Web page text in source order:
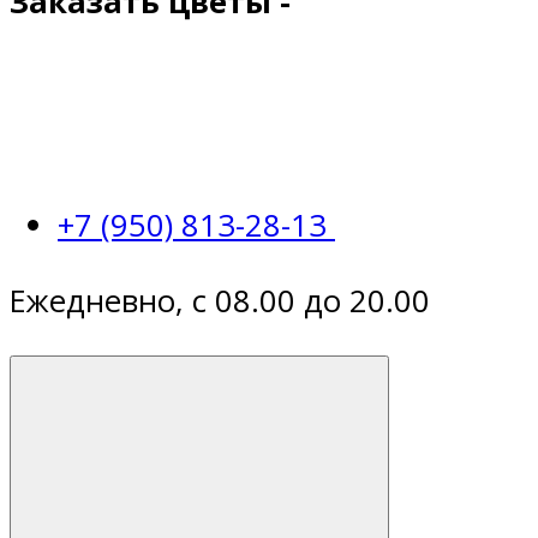
+7 (950) 813-28-13
Ежедневно, с 08.00 до 20.00